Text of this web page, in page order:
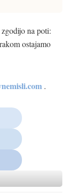
na poti:
ostajamo
.